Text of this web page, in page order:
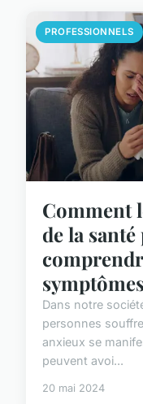
PROFESSIONNELS
Comment
de la
Dans notre
personnes
anxieux se
peuvent avoi...
20 mai 2024